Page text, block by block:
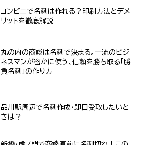
コンビニで名刺は作れる？印刷方法とデメ
リットを徹底解説
丸の内の商談は名刺で決まる。一流のビジ
ネスマンが密かに使う、信頼を勝ち取る「勝
負名刺」の作り方
品川駅周辺で名刺作成・即日受取したいと
きは？